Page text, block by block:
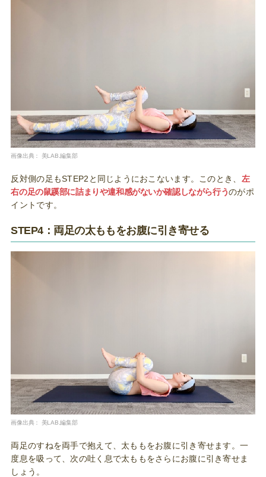
画像出典： 美LAB.編集部
反対側の足もSTEP2と同じようにおこないます。このとき、 左
右の足の鼠蹊部に詰まりや違和感がないか確認しながら行うのがポ
イントです。
STEP4：両足の太ももをお腹に引き寄せる
画像出典： 美LAB.編集部
両足のすねを両手で抱えて、太ももをお腹に引き寄せます。一
度息を吸って、次の吐く息で太ももをさらにお腹に引き寄せま
しょう。